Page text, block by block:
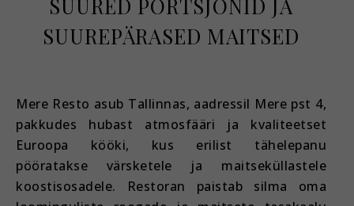
SUURED PORTSJONID JA
SUUREPÄRASED MAITSED
Mere Resto asub Tallinnas, aadressil Mere pst 4,
pakkudes hubast atmosfääri ja kvaliteetset
Euroopa kööki, kus erilist tähelepanu
pööratakse värsketele ja maitseküllastele
koostisosadele. Restoran paistab silma oma